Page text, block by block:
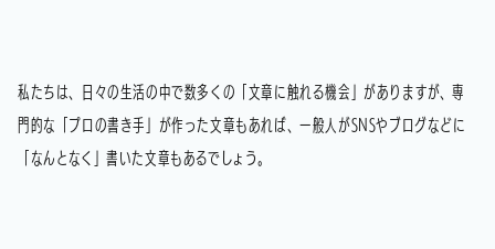
私たちは、日々の生活の中で数多くの「文章に触れる機会」がありますが、専
門的な「プロの書き手」が作った文章もあれば、一般人がSNSやブログなどに
「なんとなく」書いた文章もあるでしょう。